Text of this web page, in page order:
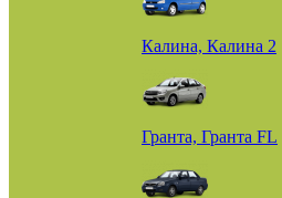
Калина, Калина 2
Гранта, Гранта FL